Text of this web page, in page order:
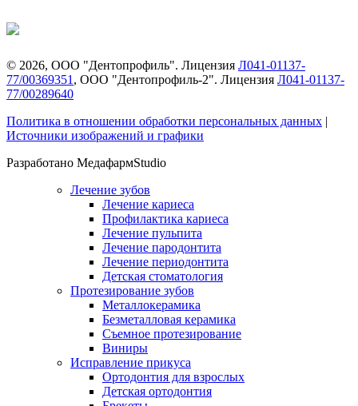
© 2026, ООО "Дентопрофиль". Лицензия Л041-01137-
77/00369351 , ООО "Дентопрофиль-2". Лицензия Л041-01137-
77/00289640
Политика в отношении обработки персональных данных |
Источники изображений и графики
Разработано МедафармStudio
Лечение зубов
Лечение кариеса
Профилактика кариеса
Лечение пульпита
Лечение пародонтита
Лечение периодонтита
Детская стоматология
Протезирование зубов
Металлокерамика
Безметалловая керамика
Съемное протезирование
Виниры
Исправление прикуса
Ортодонтия для взрослых
Детская ортодонтия